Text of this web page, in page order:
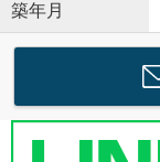
築年月